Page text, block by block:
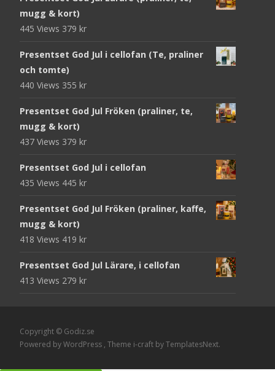
mugg & kort)
445 Views 379 kr
Presentset God Jul i cellofan (Te, praliner
och tomte)
440 Views 355 kr
Presentset God Jul Fröken (praliner, te,
mugg & kort)
437 Views 379 kr
Presentset God Jul i cellofan
435 Views 445 kr
Presentset God Jul Fröken (praliner, kaffe,
mugg & kort)
418 Views 419 kr
Presentset God Jul Lärare, i cellofan
413 Views 279 kr
Copyright © Godiz.se
Powered by WordPress , Theme i-craft by TemplatesNext.